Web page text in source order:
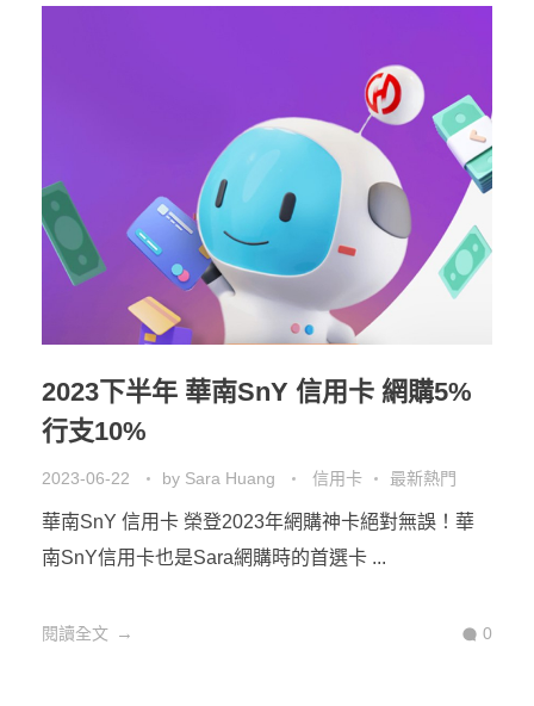
2023下半年 華南SnY 信用卡 網購5%
行支10%
2023-06-22 by Sara Huang 信用卡 最新熱門
華南SnY 信用卡 榮登2023年網購神卡絕對無誤！華
南SnY信用卡也是Sara網購時的首選卡 ...
閱讀全文 0